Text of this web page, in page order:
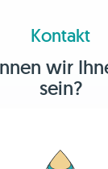
Kontakt
wir
sein?